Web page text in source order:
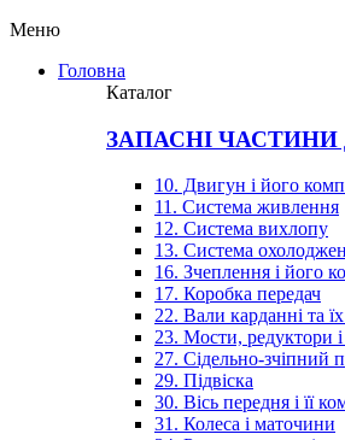
Меню
Головна
Каталог
ЗАПАСНІ
10. Двигун і його
11. Система живлення
12. Система вихлопу
13. Система
16. Зчеплення і його
17. Коробка передач
22. Вали карданні та
23. Мости, редуктори
27. Сідельно-зчіпний
29. Підвіска
30. Вісь передня і її
31. Колеса і маточини